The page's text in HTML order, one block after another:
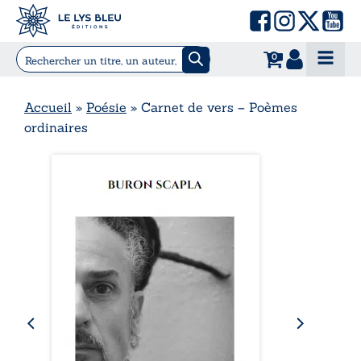
0
Accueil » Poésie » Carnet de vers – Poèmes
ordinaires